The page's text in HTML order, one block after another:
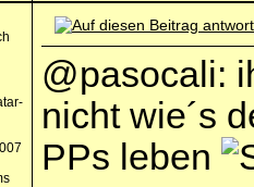
@pasocali:
nicht wie´s
PPs leben